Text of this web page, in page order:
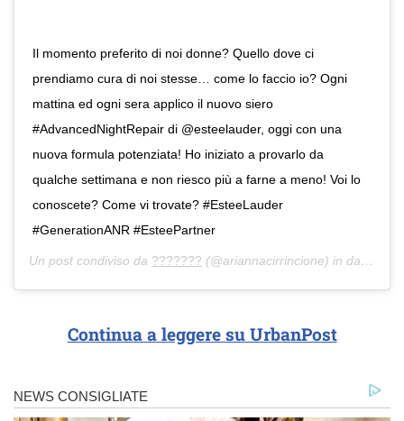
Il momento preferito di noi donne? Quello dove ci
prendiamo cura di noi stesse… come lo faccio io? Ogni
mattina ed ogni sera applico il nuovo siero
#AdvancedNightRepair di @esteelauder, oggi con una
nuova formula potenziata! Ho iniziato a provarlo da
qualche settimana e non riesco più a farne a meno! Voi lo
conoscete? Come vi trovate? #EsteeLauder
#GenerationANR #EsteePartner
Un post condiviso da ??????? (@ariannacirrincione) in data:
Continua a leggere su UrbanPost